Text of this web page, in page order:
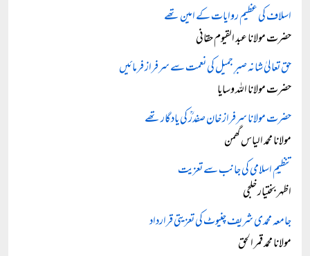
اسلاف کی عظیم روایات کے امین تھے
حضرت مولانا عبد القیوم حقانی
حق تعالیٰ شانہ صبرِ جمیل کی نعمت سے سرفراز فرمائیں
حضرت مولانا اللہ وسایا
حضرت مولانا سرفراز خان صفدرؒ کی یادگار تھے
مولانا محمد الیاس گھمن
تنظیمِ اسلامی کی جانب سے تعزیت
اظہر بختیار خلجی
جامعہ محمدی شریف چنیوٹ کی تعزیتی قرارداد
مولانا محمد قمر الحق